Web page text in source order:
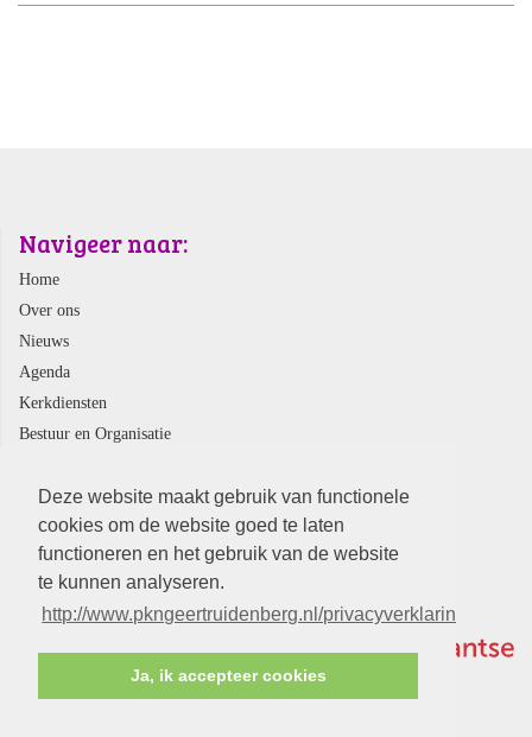
Deze website maakt gebruik van functionele
cookies om de website goed te laten
functioneren en het gebruik van de website
te kunnen analyseren.
http://www.pkngeertruidenberg.nl/privacyverklaring.aspx
Ja, ik accepteer cookies
Navigeer naar:
Home
Over ons
Nieuws
Agenda
Kerkdiensten
Bestuur en Organisatie
Contact